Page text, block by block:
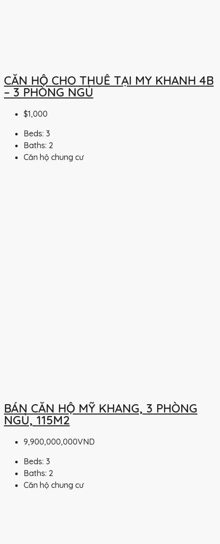
CĂN HỘ CHO THUÊ TẠI MY KHANH 4B
– 3 PHÒNG NGỦ
$1,000
Beds: 3
Baths: 2
Căn hộ chung cư
BÁN CĂN HỘ MỸ KHANG, 3 PHÒNG
NGỦ, 115M2
9,900,000,000VND
Beds: 3
Baths: 2
Căn hộ chung cư